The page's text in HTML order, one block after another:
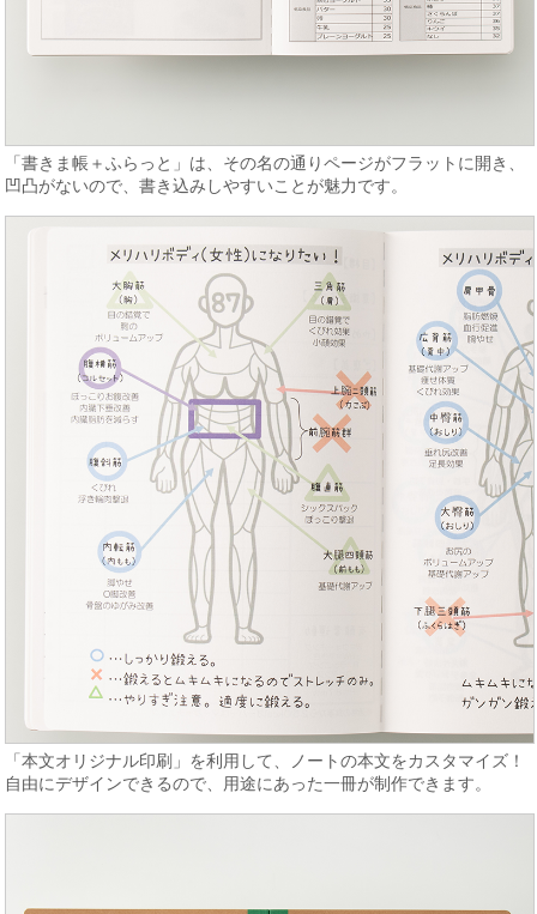
「書きま帳＋ふらっと」は、その名の通りページがフラットに開き、
凹凸がないので、書き込みしやすいことが魅力です。
「本文オリジナル印刷」を利用して、ノートの本文をカスタマイズ！
自由にデザインできるので、用途にあった一冊が制作できます。